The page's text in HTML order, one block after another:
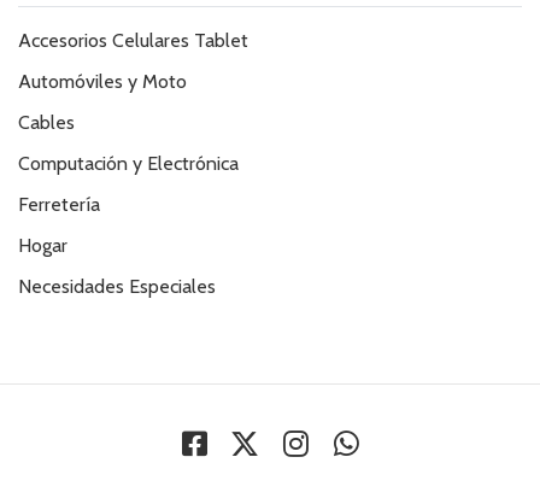
Accesorios Celulares Tablet
Automóviles y Moto
Cables
Computación y Electrónica
Ferretería
Hogar
Necesidades Especiales